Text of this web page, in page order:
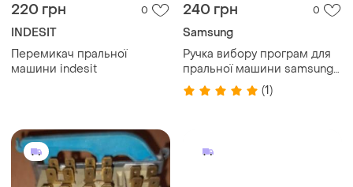
220 грн 0
INDESIT
Перемикач пральної
машини indesit
240 грн 0
Samsung
Ручка вибору програм для
пральної машини samsung
dc64-03312b (1)